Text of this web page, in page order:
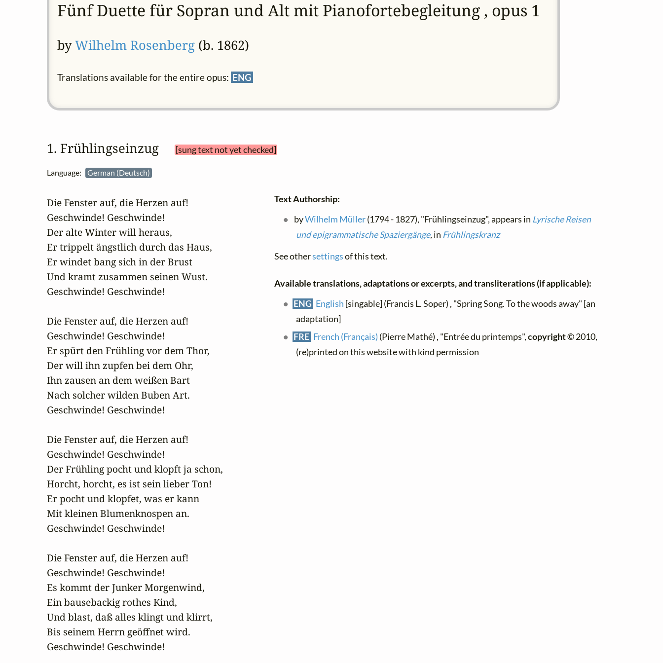
Fünf Duette für Sopran und Alt mit Pianofortebegleitung , opus 1
byWilhelm Rosenberg(b. 1862)
Translations available for the entire opus: ENG
1. Frühlingseinzug [sung text not yet checked]
Language: German (Deutsch)
Die Fenster auf, die Herzen auf!
Geschwinde! Geschwinde!
Der alte Winter will heraus,
Er trippelt ängstlich durch das Haus,
Er windet bang sich in der Brust
Und kramt zusammen seinen Wust.
Geschwinde! Geschwinde!
Die Fenster auf, die Herzen auf!
Geschwinde! Geschwinde!
Er spürt den Frühling vor dem Thor,
Der will ihn zupfen bei dem Ohr,
Ihn zausen an dem weißen Bart
Nach solcher wilden Buben Art.
Geschwinde! Geschwinde!
Die Fenster auf, die Herzen auf!
Geschwinde! Geschwinde!
Der Frühling pocht und klopft ja schon,
Horcht, horcht, es ist sein lieber Ton!
Er pocht und klopfet, was er kann
Mit kleinen Blumenknospen an.
Geschwinde! Geschwinde!
Die Fenster auf, die Herzen auf!
Geschwinde! Geschwinde!
Es kommt der Junker Morgenwind,
Ein bausebackig rothes Kind,
Und blast, daß alles klingt und klirrt,
Bis seinem Herrn geöffnet wird.
Geschwinde! Geschwinde!
Text Authorship:
byWilhelm Müller(1794 - 1827), "Frühlingseinzug", appears in Lyrische Reisen
und epigrammatische Spaziergänge, in Frühlingskranz
See othersettingsof this text.
Available translations, adaptations or excerpts, and transliterations (if applicable):
ENG English [singable] (Francis L. Soper) , "Spring Song. To the woods away" [an
adaptation]
FRE French (Français) (Pierre Mathé) , "Entrée du printemps",copyright ©2010,
(re)printed on this website with kind permission